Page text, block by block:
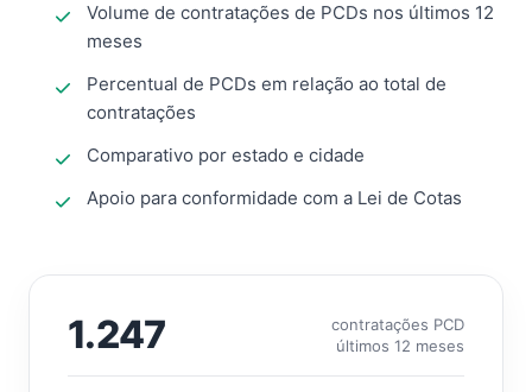
Volume de contratações de PCDs nos últimos 12
meses
Percentual de PCDs em relação ao total de
contratações
Comparativo por estado e cidade
Apoio para conformidade com a Lei de Cotas
1.247
contratações PCD
últimos 12 meses